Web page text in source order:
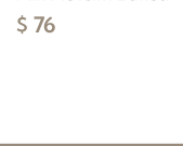
$ 76